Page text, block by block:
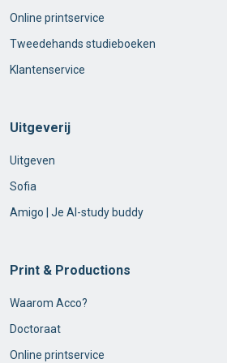
Online printservice
Tweedehands studieboeken
Klantenservice
Uitgeverij
Uitgeven
Sofia
Amigo | Je AI-study buddy
Print & Productions
Waarom Acco?
Doctoraat
Online printservice